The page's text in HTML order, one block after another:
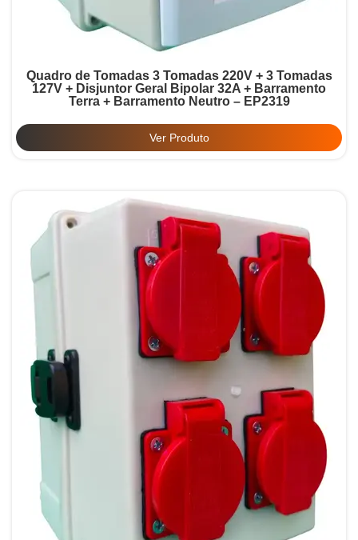
Quadro de Tomadas 3 Tomadas 220V + 3 Tomadas
127V + Disjuntor Geral Bipolar 32A + Barramento
Terra + Barramento Neutro – EP2319
Ver Produto